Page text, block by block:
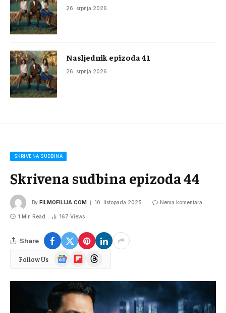
26. srpnja 2026.
Nasljednik epizoda 41
26. srpnja 2026.
SKRIVENA SUDBINA
Skrivena sudbina epizoda 44
By FILMOFILIJA.COM 10. listopada 2025. Nema komentara
1 Min Read 167 Views
Share
Follow Us
Google
News
FlipboardThreads